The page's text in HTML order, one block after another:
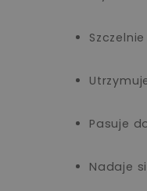
Pasuje
Nadaje